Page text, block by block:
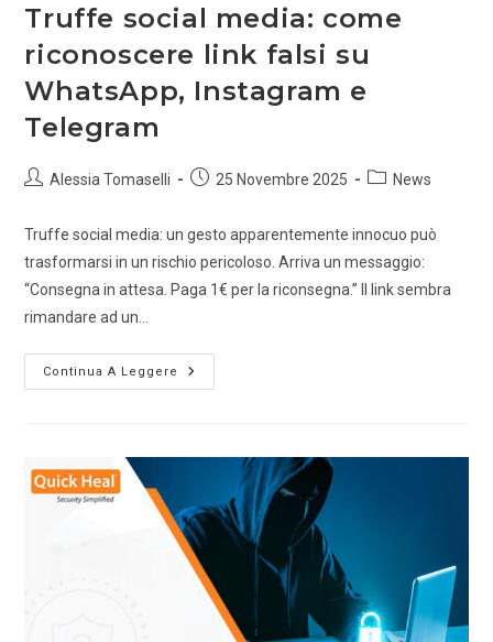
Truffe social media: come
riconoscere link falsi su
WhatsApp, Instagram e
Telegram
Alessia Tomaselli 25 Novembre 2025 News
Truffe social media: un gesto apparentemente innocuo può
trasformarsi in un rischio pericoloso. Arriva un messaggio:
“Consegna in attesa. Paga 1€ per la riconsegna.” Il link sembra
rimandare ad un…
Continua A Leggere